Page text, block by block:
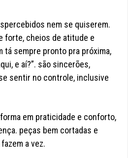
nem se quiserem.
forte, cheios de atitude e
tá sempre pronto pra próxima,
e aí?”. são sincerões,
sentir no controle, inclusive
em praticidade e conforto,
peças bem cortadas e
a vez.